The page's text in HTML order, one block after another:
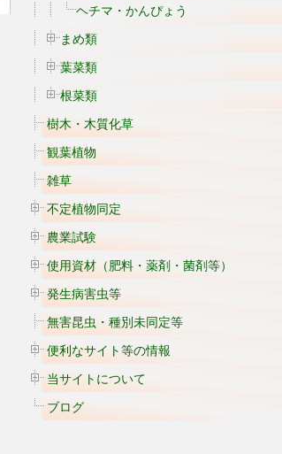
ヘチマ・かんぴょう
まめ類
葉菜類
根菜類
樹木・木質化草
観葉植物
雑草
不定植物同定
農業試験
使用資材（肥料・薬剤・菌剤等）
発生病害虫等
無害昆虫・種別未同定等
便利なサイト等の情報
当サイトについて
ブログ